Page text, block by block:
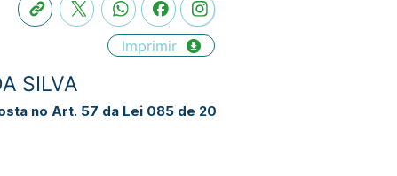
Imprimir
SILVA
no Art. 57 da Lei 085 de 20